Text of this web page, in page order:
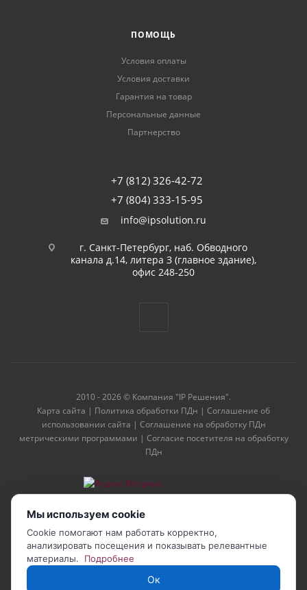
ПОМОЩЬ
Условия оплаты
Условия доставки
Гарантия на товар
Персональные данные
Партнерство
+7 (812) 326-42-72
+7 (804) 333-15-95
info@ipsolution.ru
г. Санкт-Петербург, наб. Обводного
канала д.14, литера З (главное здание),
офис 248-250
2010 - 2026 © Компания "IP Решения".
Карта сайта | Политика обработки ПДн | Соглашение об
использовании сайта | Соглашение на обработку ПДн
метрическими программами | Согласие посетителя на обработку
ПДн
Мы используем cookie
Cookie помогают нам работать корректно,
анализировать посещения и показывать релевантные
материалы.
Подробнее
Ок